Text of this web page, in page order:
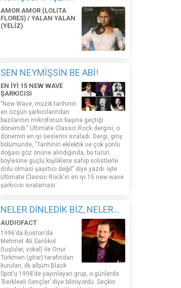
AMOR AMOR (LOLITA
FLORES) / YALAN YALAN
(YELİZ)
SEN NEYMİŞSİN BE ABİ!
EN İYİ 15 NEW WAVE
ŞARKICISI
"New Wave, müzik tarihinin
en özgün şarkıcılarından
bazılarının mikrofonun başına geçtiği
dönemdi." Ultimate Classic Rock dergisi, o
dönemin en iyi seslerini sıraladı. Dergi, giriş
bölümünde, "Tarihinin eklektik ve çok yönlü
doğası göz önüne alındığında, bu türün
böylesine güçlü kişiliklere sahip solistlerle
dolu olması şaşırtıcı değil" diye yazdı. İşte
Ultimate Classic Rock'ın en iyi 15 new wave
şarkıcısı sıralaması:
NELER DİNLEDİK BİZ, NELER...
AUDIOFACT
1996’da Boston’da
Mehmet Ali Sanlıkol
(tuşlular, vokal) ile Onur
Türkmen (gitar) tarafından
kurulan, ilk albüm Black
Spot’u 1998’de yayınlayan grup, o günlerde
‘Berkleeli Gençler’ diye biliniyordu. Seçkin